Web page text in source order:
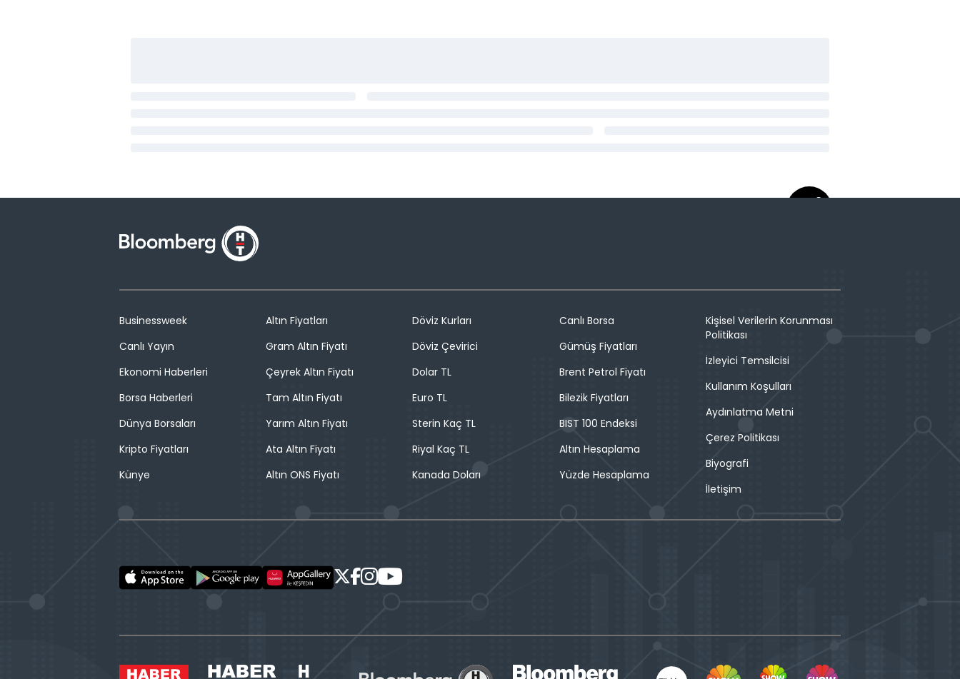
Businessweek
Canlı Yayın
Ekonomi Haberleri
Borsa Haberleri
Dünya Borsaları
Kripto Fiyatları
Künye
Altın Fiyatları
Gram Altın Fiyatı
Çeyrek Altın Fiyatı
Tam Altın Fiyatı
Yarım Altın Fiyatı
Ata Altın Fiyatı
Altın ONS Fiyatı
Döviz Kurları
Döviz Çevirici
Dolar TL
Euro TL
Sterin Kaç TL
Riyal Kaç TL
Kanada Doları
Canlı Borsa
Gümüş Fiyatları
Brent Petrol Fiyatı
Bilezik Fiyatları
BIST 100 Endeksi
Altın Hesaplama
Yüzde Hesaplama
Kişisel Verilerin Korunması
Politikası
İzleyici Temsilcisi
Kullanım Koşulları
Aydınlatma Metni
Çerez Politikası
Biyografi
İletişim